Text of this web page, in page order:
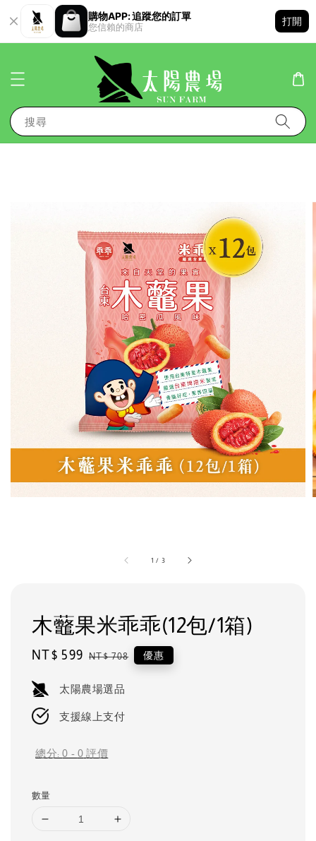
購物APP: 追蹤您的訂單
您信賴的商店
打開
搜尋
1 / 3
木虌果米乖乖(12包/1箱)
Sale
NT$ 599 Regular
NT$ 708 優惠
太陽農場選品
支援線上支付
總分:0 - 0 評價
數量